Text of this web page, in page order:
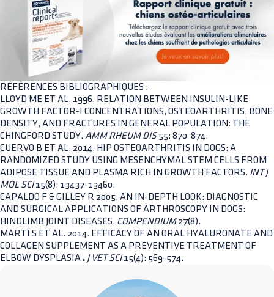
RÉFÉRENCES BIBLIOGRAPHIQUES :
LLOYD ME ET AL. 1996. RELATION BETWEEN INSULIN-LIKE
GROWTH FACTOR-I CONCENTRATIONS, OSTEOARTHRITIS, BONE
DENSITY, AND FRACTURES IN GENERAL POPULATION: THE
CHINGFORD STUDY. AMM RHEUM DIS55: 870-874.
CUERVO B ET AL. 2014. HIP OSTEOARTHRITIS IN DOGS: A
RANDOMIZED STUDY USING MESENCHYMAL STEM CELLS FROM
ADIPOSE TISSUE AND PLASMA RICH IN GROWTH FACTORS. INT J
MOL SCI15(8): 13437-13460.
CAPALDO F & GILLEY R 2005. AN IN-DEPTH LOOK: DIAGNOSTIC
AND SURGICAL APPLICATIONS OF ARTHROSCOPY IN DOGS:
HINDLIMB JOINT DISEASES. COMPENDIUM27(8).
MARTÍ S ET AL. 2014. EFFICACY OF AN ORAL HYALURONATE AND
COLLAGEN SUPPLEMENT AS A PREVENTIVE TREATMENT OF
ELBOW DYSPLASIA . J VET SCI15(4): 569-574.